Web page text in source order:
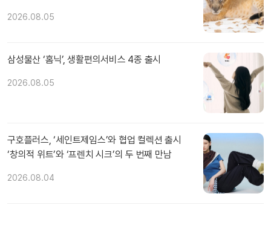
2026.08.05
삼성물산 ‘홈닉’, 생활편의서비스 4종 출시
2026.08.05
구호플러스, ‘세인트제임스’와 협업 컬렉션 출시
‘창의적 위트’와 ‘프렌치 시크’의 두 번째 만남
2026.08.04